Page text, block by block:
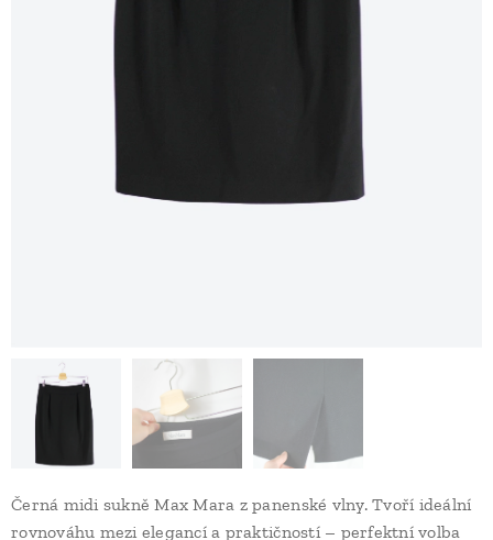
Černá midi sukně Max Mara z panenské vlny. Tvoří ideální
rovnováhu mezi elegancí a praktičností – perfektní volba